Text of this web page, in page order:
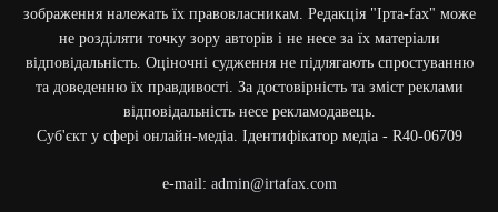
зображення належать їх правовласникам. Редакція "Ірта-fax" може
не розділяти точку зору авторів і не несе за їх матеріали
відповідальність. Оціночні судження не підлягають спростуванню
та доведенню їх правдивості. За достовірність та зміст реклами
відповідальність несе рекламодавець.
Cуб'єкт у сфері онлайн-медіа. Ідентифікатор медіа - R40-06709
e-mail: admin@irtafax.com